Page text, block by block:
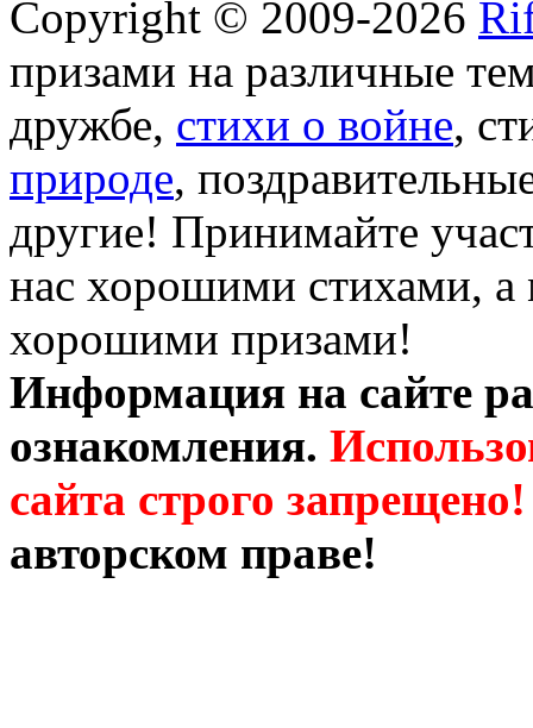
Copyright © 2009-2026
призами на различные
дружбе, стихи о войне,
природе,
другие! Принимайте
нас хорошими стихами, а
хорошими призами!
Информация на сайте
ознакомления.
сайта строго запрещено!
авторском праве!